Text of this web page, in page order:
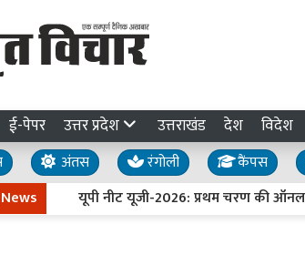
ई-पेपर उत्तर प्रदेश उत्तराखंड देश विदेश
अंतस रंगोली कैंपस
यूपी नीट यूजी-2026: प्रथम चरण की ऑनलाइन